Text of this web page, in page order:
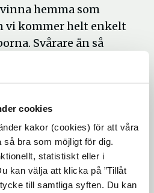
cookies
kakor (cookies) för att våra
så bra som möjligt för dig.
statistiskt eller i
kan välja att klicka på ”Tillåt
till samtliga syften. Du kan
hemma som
vi kommer helt enkelt
Svårare än så
förklarade en av
UF-företaget,
och tillverkning av
design och
kom på andra och
motta diplom och
kronor.